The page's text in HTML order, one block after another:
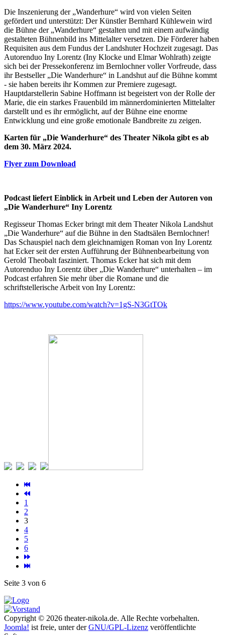
Die Inszenierung der „Wanderhure“ wird von vielen Seiten
gefördert und unterstützt: Der Künstler Bernhard Kühlewein wird
die Bühne der „Wanderhure“ gestalten und mit einem aufwändig
gestalteten Bühnenbild ins Mittelalter versetzen. Die Förderer haben
Requisiten aus dem Fundus der Landshuter Hochzeit zugesagt. Das
Autorenduo Iny Lorentz (Iny Klocke und Elmar Wohlrath) zeigte
sich bei der Pressekonferenz im Bernlochner voller Vorfreude, dass
ihr Bestseller „Die Wanderhure“ in Landshut auf die Bühne kommt
- sie haben bereits ihr Kommen zur Premiere zugesagt.
Hauptdarstellerin Sabine Hoffmann ist begeistert von der Rolle der
Marie, die ein starkes Frauenbild im männerdominierten Mittelalter
darstellt und es ihr ermöglicht, auf der Bühne eine enorme
Entwicklung und eine große emotionale Bandbreite zu zeigen.
Karten für „Die Wanderhure“ des Theater Nikola gibt es ab
dem 30. März 2024.
Flyer zum Download
Podcast liefert Einblick in Arbeit und Leben der Autoren von
„Die Wanderhure“ Iny Lorentz
Regisseur Thomas Ecker bringt mit dem Theater Nikola Landshut
„Die Wanderhure“ auf die Bühne in den Stadtsälen Bernlochner!
Das Schauspiel nach dem gleichnamigen Roman von Iny Lorentz
hat Ecker seit der ersten Aufführung der Bühnenbearbeitung von
Gerold Theobalt fasziniert. Thomas Ecker hat sich mit dem
Autorenduo Iny Lorentz über „Die Wanderhure“ unterhalten – im
Podcast erfahren Sie mehr über die Romane und die
schriftstellerische Arbeit von Iny Lorentz:
https://www.youtube.com/watch?v=1gS-N3GtTOk
1
2
3
4
5
6
Seite 3 von 6
Copyright © 2026 theater-nikola.de. Alle Rechte vorbehalten.
Joomla! ist freie, unter derGNU/GPL-Lizenz veröffentlichte